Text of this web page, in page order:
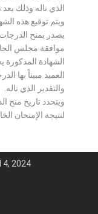
الذي ناله وذلك
ويتم توقيع هذه
يصدر بمنح
موافقة مجلس
الشهادة
العميد مبيناً بها
والتقدير الذي ناله.
ويتحدد تاريخ منح
لنتيجة الإمتحان
4, 2024